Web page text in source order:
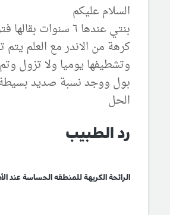
السلام عليكم
بنتي عندها ٦ سنوات
كرهة من الاندر مع العلم يتم
وتشطيفها يوميا ولا تزول
بول ووجد نسبة صديد
الحل
رد الطبيب
الرائحة الكريهة للمنطقه الحساسة عند